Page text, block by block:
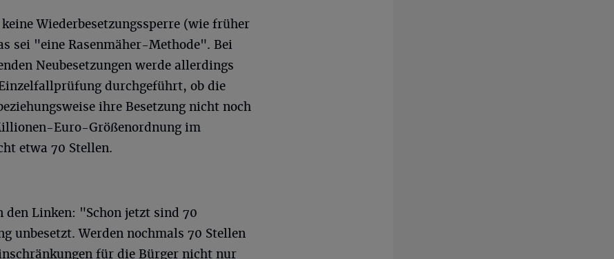
Wiederbesetzungssperre (wie früher
sei "eine Rasenmäher-Methode". Bei
Neubesetzungen werde allerdings
durchgeführt, ob die
ihre Besetzung nicht noch
Euro-Größenordnung im
etwa 70 Stellen.
Linken: "Schon jetzt sind 70
unbesetzt. Werden nochmals 70 Stellen
für die Bürger nicht nur